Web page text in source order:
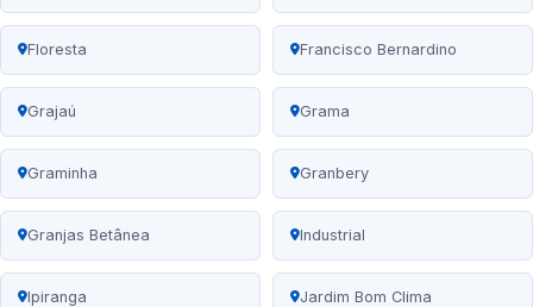
Floresta Francisco Bernardino
Grajaú Grama
Graminha Granbery
Granjas Betânea Industrial
Ipiranga Jardim Bom Clima